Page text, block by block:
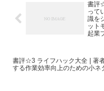
書評
って
識を
ット
起業
書評☆3 ライフハック大全 | 著
する作業効率向上のための小ネ